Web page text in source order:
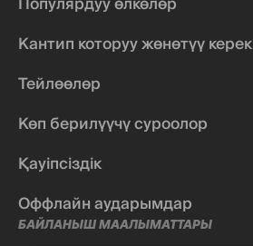
Кантип которуу жөнөтүү керек
Тейлөөлөр
Көп берилүүчү суроолор
Қауіпсіздік
Оффлайн аударымдар
БАЙЛАНЫШ МААЛЫМАТТАРЫ